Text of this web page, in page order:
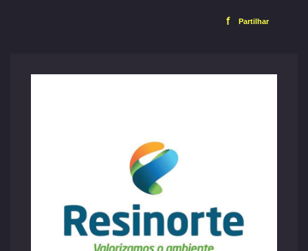
f Partilhar